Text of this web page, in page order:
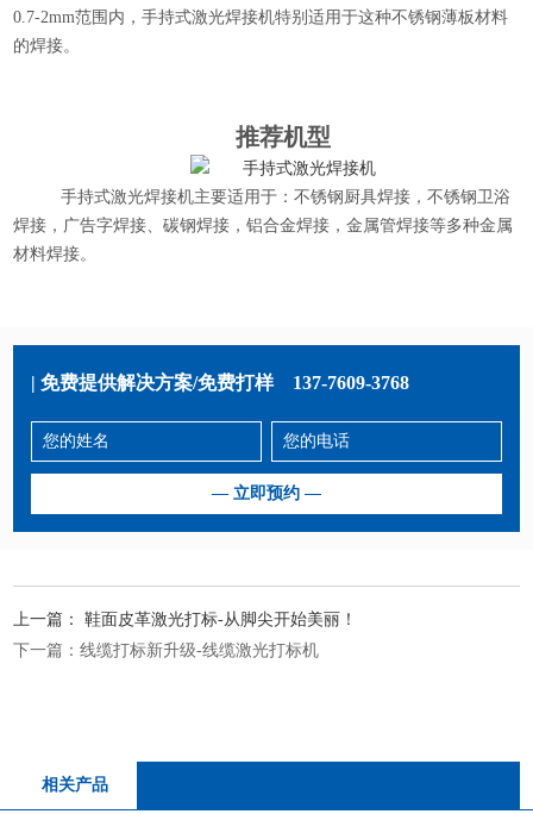
0.7-2mm范围内，手持式激光焊接机特别适用于这种不锈钢薄板材料
的焊接。
推荐机型
手持式激光焊接机主要适用于：不锈钢厨具焊接，不锈钢卫浴
焊接，广告字焊接、碳钢焊接，铝合金焊接，金属管焊接等多种金属
材料焊接。
| 免费提供解决方案/免费打样 137-7609-3768
上一篇：鞋面皮革激光打标-从脚尖开始美丽！
下一篇：线缆打标新升级-线缆激光打标机
相关产品